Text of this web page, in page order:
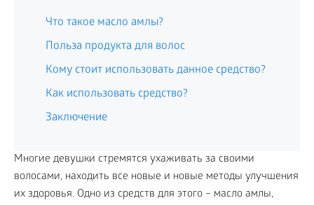
Что такое масло амлы?
Польза продукта для волос
Кому стоит использовать данное средство?
Как использовать средство?
Заключение
Многие девушки стремятся ухаживать за своими
волосами, находить все новые и новые методы улучшения
их здоровья. Одно из средств для этого – масло амлы,